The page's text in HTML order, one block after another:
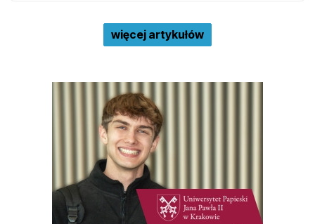
więcej artykułów